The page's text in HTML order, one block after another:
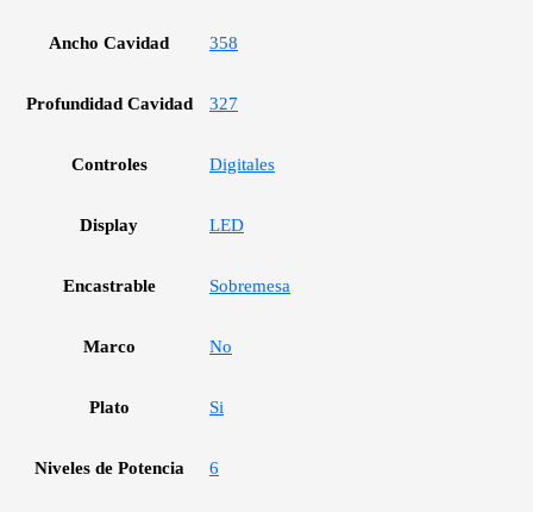
Ancho Cavidad 358
Profundidad Cavidad 327
Controles Digitales
Display LED
Encastrable Sobremesa
Marco No
Plato Si
Niveles de Potencia 6